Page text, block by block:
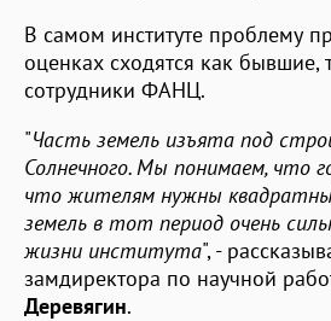
В самом институте проблему
оценках сходятся как бывшие,
сотрудники ФАНЦ.
"Часть земель изъята под
Солнечного. Мы понимаем, что
что жителям нужны
земель в тот период очень
жизни института", -
замдиректора по научной
Деревягин.